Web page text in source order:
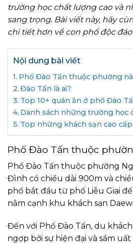
trường học chất lượng cao và
sang trọng. Bài viết này, hãy
chi tiết hơn về con phố độc
Nội dung bài viết
Phố Đào Tấn thuộc phường
Đào Tấn là ai?
Top 10+ quán ăn ở phố Đào
Danh sách những trường học
Top những khách sạn cao
Phố Đào Tấn thuộc
Phố Đào Tấn thuộc phường
Đình có chiều dài 900m và
phố bắt đầu từ phố Liễu Giai
nằm cạnh khu khách sạn
Đến với Phố Đào Tấn, du
ngợp bởi sự hiện đại và sầm uất